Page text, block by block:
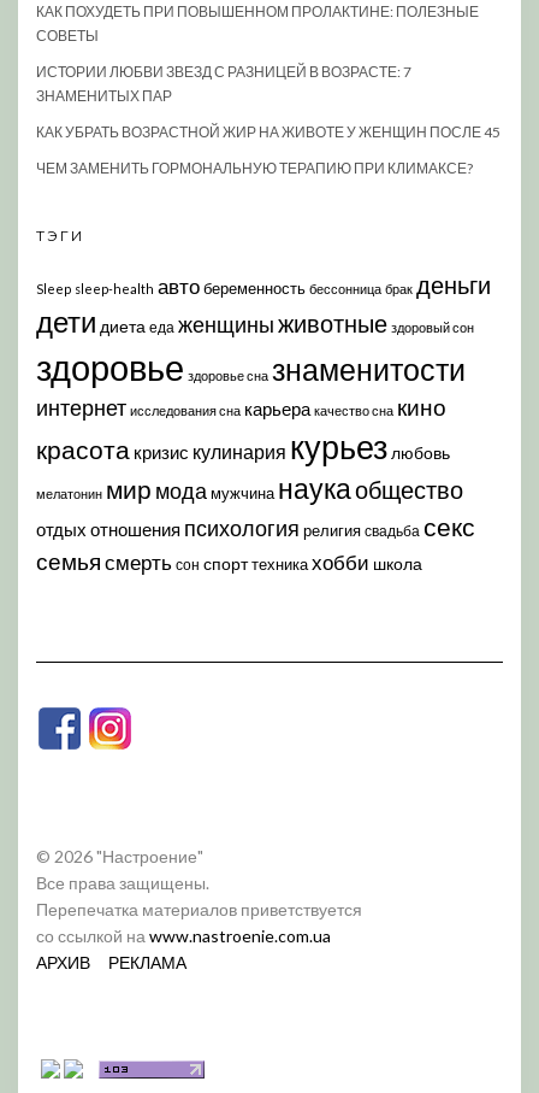
КАК ПОХУДЕТЬ ПРИ ПОВЫШЕННОМ ПРОЛАКТИНЕ: ПОЛЕЗНЫЕ
СОВЕТЫ
ИСТОРИИ ЛЮБВИ ЗВЕЗД С РАЗНИЦЕЙ В ВОЗРАСТЕ: 7
ЗНАМЕНИТЫХ ПАР
КАК УБРАТЬ ВОЗРАСТНОЙ ЖИР НА ЖИВОТЕ У ЖЕНЩИН ПОСЛЕ 45
ЧЕМ ЗАМЕНИТЬ ГОРМОНАЛЬНУЮ ТЕРАПИЮ ПРИ КЛИМАКСЕ?
ТЭГИ
Sleep sleep-health автобеременность бессонница брак деньги
дети диета еда женщиныживотные здоровый сон
здоровье здоровье сна знаменитости
интернет исследования сна карьера качество сна кино
красота кризис кулинария курьез любовь
мелатонин мир модамужчина наукаобщество
отдых отношения психология религия свадьба секс
семья смерть сон спорттехникахобби школа
© 2026 "Настроение"
Все права защищены.
Перепечатка материалов приветствуется
со ссылкой на www.nastroenie.com.ua
АРХИВ
РЕКЛАМА